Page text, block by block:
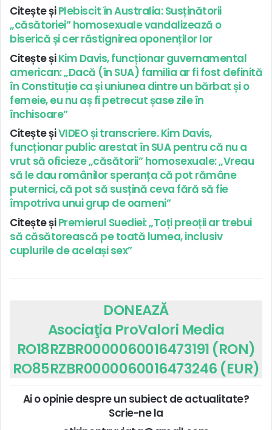
Citește șiPlebiscit în Australia: Susținătorii
„căsătoriei” homosexuale vandalizează o
biserică și cer răstignirea oponenților lor
Citește șiKim Davis, funcționar guvernamental
american: „Dacă (în SUA) familia ar fi fost definită
în Constituție ca și uniunea dintre un bărbat și o
femeie, eu nu aș fi petrecut șase zile în
închisoare”
Citește șiVIDEO și transcriere. Kim Davis,
funcționar public arestat în SUA pentru că nu a
vrut să oficieze „căsătorii” homosexuale: „Vreau
să le dau românilor speranța că pot rămâne
puternici, că pot să susțină ceva fără să fie
împotriva unui grup de oameni”
Citește șiPremierul Suediei: „Toți preoții ar trebui
să căsătorească pe toată lumea, inclusiv
cuplurile de același sex”
DONEAZĂ
Asociaţia ProValori Media
RO18RZBR0000060016473191 (RON)
RO85RZBR0000060016473246 (EUR)
Ai o opinie despre un subiect de actualitate?
Scrie-ne la